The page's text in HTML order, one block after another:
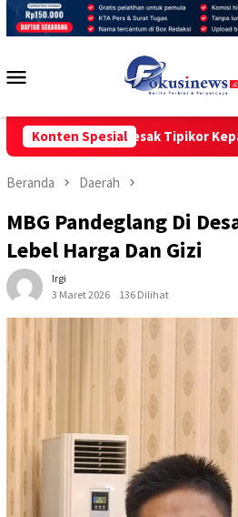
Loncat
Konten Spesial
desak Tipikor Kepahiang
Beranda Daerah
MBG Pandeglang Di
Lebel Harga Dan Gizi
Irgi
3 Maret 2026
136 Dilihat